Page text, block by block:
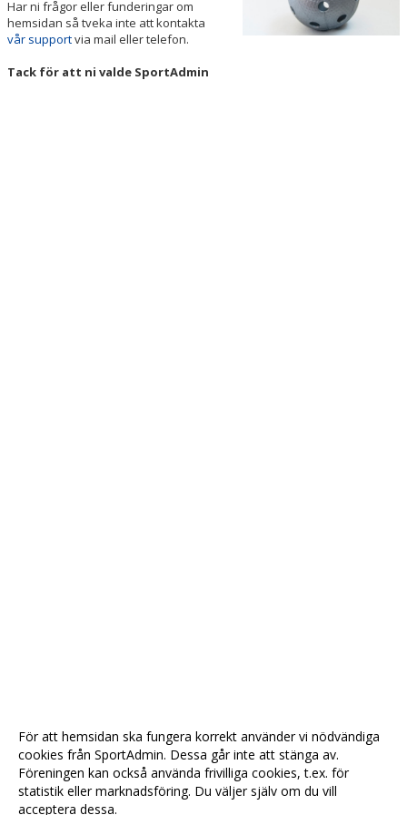
DOKUMENT
KONTAKT
Har ni frågor eller funderingar om
hemsidan så tveka inte att kontakta
vår supportvia mail eller telefon.
Tack för att ni valde SportAdmin
För att hemsidan ska fungera korrekt använder vi nödvändiga
cookies från SportAdmin. Dessa går inte att stänga av.
Föreningen kan också använda frivilliga cookies, t.ex. för
statistik eller marknadsföring. Du väljer själv om du vill
acceptera dessa.